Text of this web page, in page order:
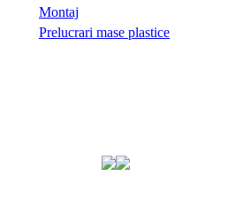
Montaj
Prelucrari mase plastice